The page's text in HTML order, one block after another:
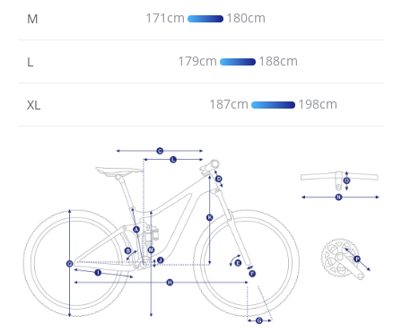
M 171cm 180cm
L 179cm 188cm
XL 187cm 198cm